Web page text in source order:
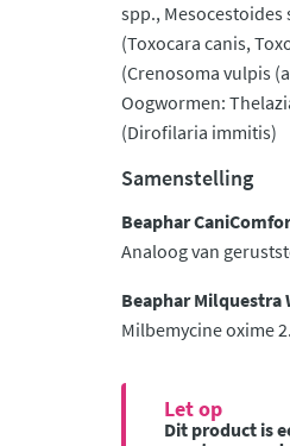
spp.,
(Toxocara canis,
(Crenosoma vulpis
Oogwormen:
(Dirofilaria immitis)
Samenstelling
Beaphar
Analoog van
Beaphar Milquestra
Milbemycine oxime
Let op
Dit product is